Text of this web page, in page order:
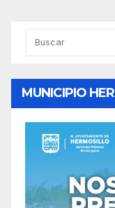
MUNICIPIO